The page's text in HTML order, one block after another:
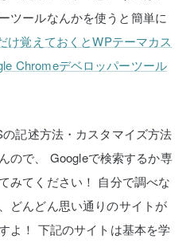
ツールなんかを使うと簡単に
け覚えておくとWPテーマカス
Chromeデベロッパーツール
記述方法・カスタマイズ方法
ので、
Googleで検索するか専
みてください！ 自分で調べな
どんどん思い通りのサイトが
よ！ 下記のサイトは基本を学